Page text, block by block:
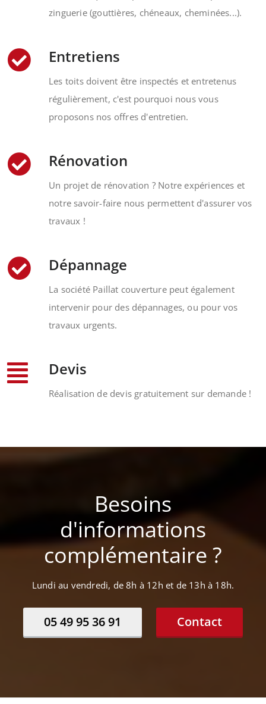
zinguerie (gouttières, chéneaux, cheminées...).
Entretiens
Les toits doivent être inspectés et entretenus
régulièrement, c'est pourquoi nous vous
proposons nos offres d'entretien.
Rénovation
Un projet de rénovation ? Notre expériences et
notre savoir-faire nous permettent d'assurer vos
travaux !
Dépannage
La société Paillat couverture peut également
intervenir pour des dépannages, ou pour vos
travaux urgents.
Devis
Réalisation de devis gratuitement sur demande !
Besoins
d'informations
complémentaire ?
Lundi au vendredi, de 8h à 12h et de 13h à 18h.
05 49 95 36 91 Contact